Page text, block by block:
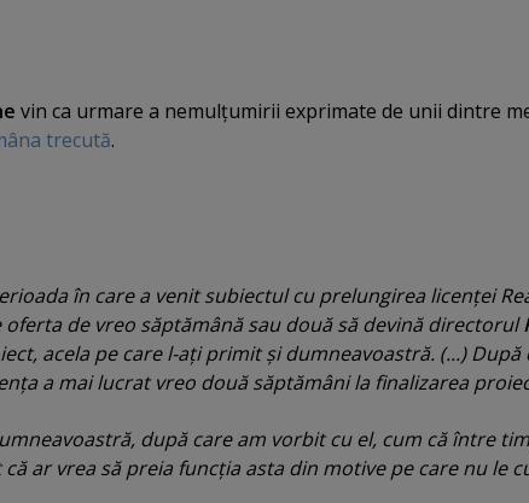
vin ca urmare a nemulţumirii exprimate de unii dintre
trecută.
în care a venit subiectul cu prelungirea licenţei
de vreo săptămână sau două să devină directorul
acela pe care l-aţi primit şi dumneavoastră. (...) După
a mai lucrat vreo două săptămâni la finalizarea
după care am vorbit cu el, cum că între
ar vrea să preia funcţia asta din motive pe care nu le